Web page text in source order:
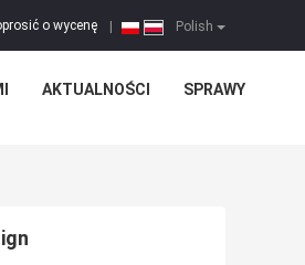
Polish
o wycenę
AKTUALNOŚCI SPRAWY